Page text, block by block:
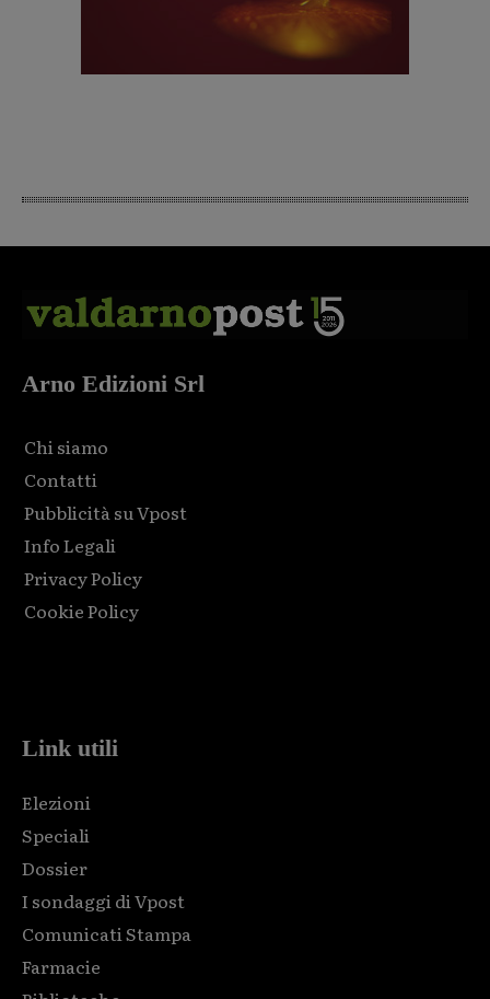
Arno Edizioni Srl
Chi siamo
Contatti
Pubblicità su Vpost
Info Legali
Privacy Policy
Cookie Policy
Link utili
Elezioni
Speciali
Dossier
I sondaggi di Vpost
Comunicati Stampa
Farmacie